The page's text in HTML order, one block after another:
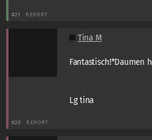
#21 REPORT
Tina M
Fantastisch!*Daumen
Lg tina
#20 REPORT